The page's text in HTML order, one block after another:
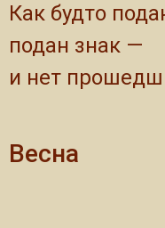
Как будто
подан знак —
и нет
Весна